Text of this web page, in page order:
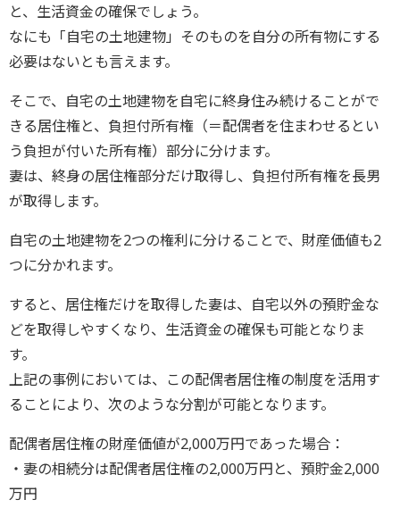
と、生活資金の確保でしょう。
なにも「自宅の土地建物」そのものを自分の所有物にする
必要はないとも言えます。
そこで、自宅の土地建物を自宅に終身住み続けることがで
きる居住権と、負担付所有権（＝配偶者を住まわせるとい
う負担が付いた所有権）部分に分けます。
妻は、終身の居住権部分だけ取得し、負担付所有権を長男
が取得します。
自宅の土地建物を2つの権利に分けることで、財産価値も2
つに分かれます。
すると、居住権だけを取得した妻は、自宅以外の預貯金な
どを取得しやすくなり、生活資金の確保も可能となりま
す。
上記の事例においては、この配偶者居住権の制度を活用す
ることにより、次のような分割が可能となります。
配偶者居住権の財産価値が2,000万円であった場合：
・妻の相続分は配偶者居住権の2,000万円と、預貯金2,000
万円